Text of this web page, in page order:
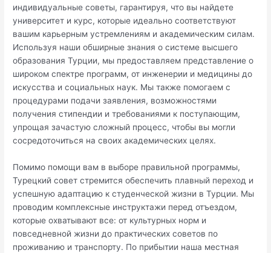
индивидуальные советы, гарантируя, что вы найдете
университет и курс, которые идеально соответствуют
вашим карьерным устремлениям и академическим силам.
Используя наши обширные знания о системе высшего
образования Турции, мы предоставляем представление о
широком спектре программ, от инженерии и медицины до
искусства и социальных наук. Мы также помогаем с
процедурами подачи заявления, возможностями
получения стипендии и требованиями к поступающим,
упрощая зачастую сложный процесс, чтобы вы могли
сосредоточиться на своих академических целях.
Помимо помощи вам в выборе правильной программы,
Турецкий совет стремится обеспечить плавный переход и
успешную адаптацию к студенческой жизни в Турции. Мы
проводим комплексные инструктажи перед отъездом,
которые охватывают все: от культурных норм и
повседневной жизни до практических советов по
проживанию и транспорту. По прибытии наша местная